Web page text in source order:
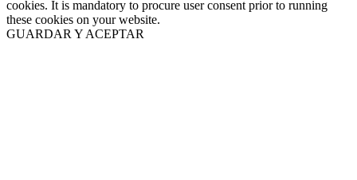
cookies. It is mandatory to procure user consent prior to running
these cookies on your website.
GUARDAR Y ACEPTAR